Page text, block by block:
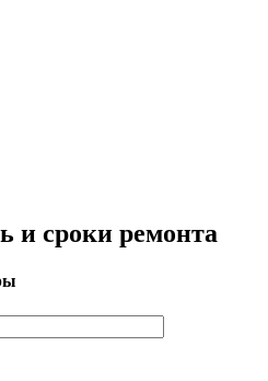
и сроки ремонта